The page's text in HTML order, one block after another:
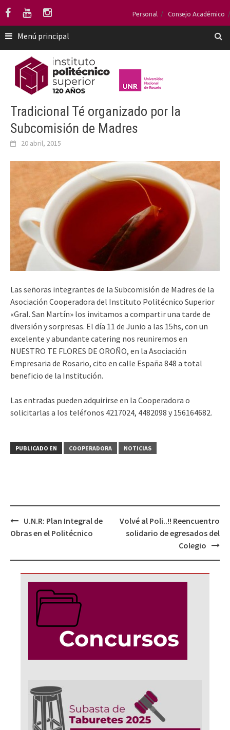
Saltar
contenido
Personal Consejo Académico
Menú principal
Tradicional Té organizado por la
Subcomisión de Madres
20 abril, 2015
Las señoras integrantes de la Subcomisión de Madres de la
Asociación Cooperadora del Instituto Politécnico Superior
«Gral. San Martín» los invitamos a compartir una tarde de
diversión y sorpresas. El día 11 de Junio a las 15hs, con un
excelente y abundante catering nos reuniremos en
NUESTRO TE FLORES DE OROÑO, en la Asociación
Empresaria de Rosario, cito en calle España 848 a total
beneficio de la Institución.
Las entradas pueden adquirirse en la Cooperadora o
solicitarlas a los teléfonos 4217024, 4482098 y 156164682.
PUBLICADO EN COOPERADORA NOTICIAS
Navegación
de
U.N.R: Plan Integral de
Obras en el Politécnico
Volvé al Poli..!! Reencuentro
solidario de egresados del
Colegio